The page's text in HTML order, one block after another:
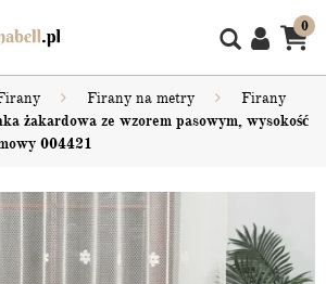
0
Firany na metry
Firany
żakardowa ze wzorem pasowym, wysokość
004421